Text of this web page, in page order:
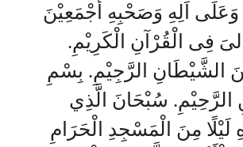
اَلِهِ وَصَحْبِهِ أَجْمَعِيْنَ
فِى الْقُرْآنِ الْكَرِيْمِ.
مِنَ الشَّيْطَانِ الرَّجِيْمِ. بِسْمِ
الرَّحِيْمِ. سُبْحَانَ الَّذِي
لَيْلًا مِنَ الْمَسْجِدِ الْحَرَامِ